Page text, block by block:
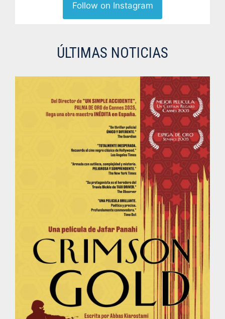
Follow on Instagram
ÚLTIMAS NOTICIAS